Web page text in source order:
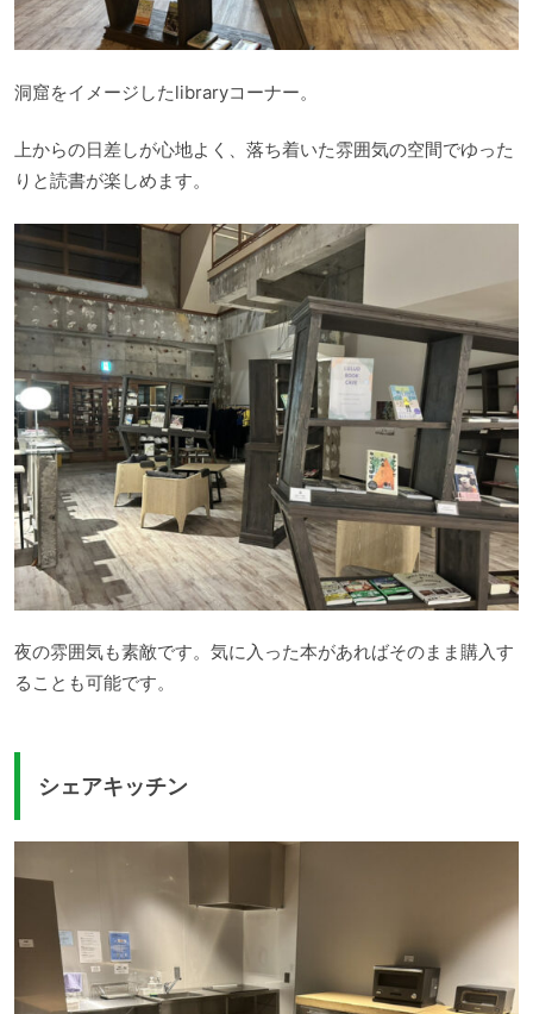
洞窟をイメージしたlibraryコーナー。
上からの日差しが心地よく、落ち着いた雰囲気の空間でゆった
りと読書が楽しめます。
夜の雰囲気も素敵です。気に入った本があればそのまま購入す
ることも可能です。
シェアキッチン